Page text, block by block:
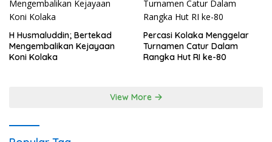
H Husmaluddin; Bertekad
Mengembalikan Kejayaan
Koni Kolaka
Percasi Kolaka Menggelar
Turnamen Catur Dalam
Rangka Hut RI ke-80
View More